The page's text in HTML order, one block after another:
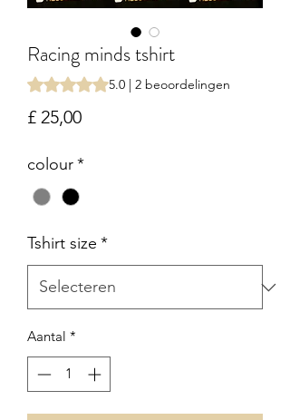
Racing minds tshirt
Waardering is 5.0 op vijf sterren op
5.0 | 2 beoordelingen
£ 25,00Prijs
colour*
Tshirt size *
Aantal *